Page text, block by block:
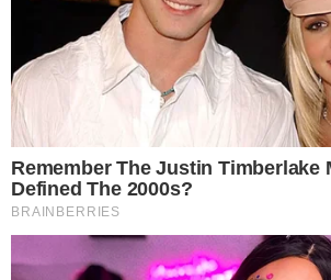
POTENCIAL PONTO DE
Diante disso, a PEC é vista como um
conflito entre os poderes Legislativo e
Ministros do STF admitiram que a
pode abrir uma nova crise entre os
intensificando os excedentes já
Mesmo com o avanço da proposta no
ministros avaliam que, caso aprovada, a
caminho conturbado, com grandes
questionada no próprio STF.
Para mais informações, acesse